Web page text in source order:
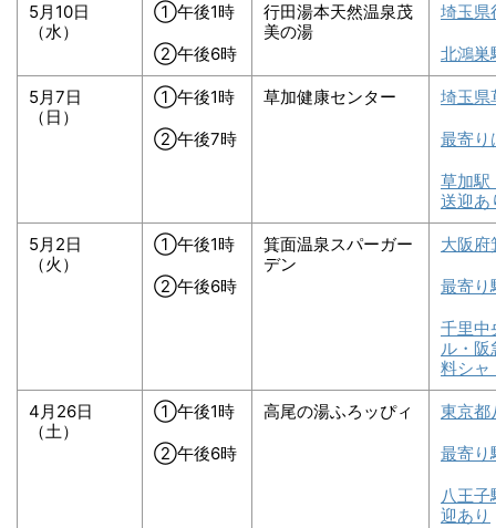
5月10日
（水）
①午後1時
②午後6時
行田湯本天然温泉茂
美の湯
埼玉県
北鴻巣
5月7日
（日）
①午後1時
②午後7時
草加健康センター
埼玉県
最寄り
草加駅
送迎あ
5月2日
（火）
①午後1時
②午後6時
箕面温泉スパーガー
デン
大阪府
最寄り
千里中
ル・阪
料シャ
4月26日
（土）
①午後1時
②午後6時
高尾の湯ふろッぴィ
東京都
最寄り
八王
迎あり